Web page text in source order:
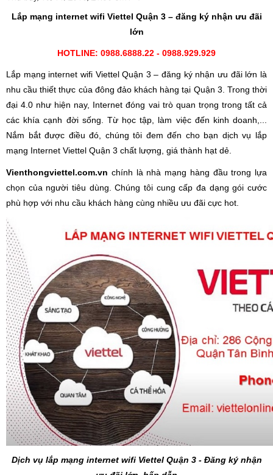
Lắp mạng internet wifi Viettel Quận 3 – đăng ký nhận ưu đãi
lớn
HOTLINE: 0988.6888.22 - 0988.929.929
Lắp mạng internet wifi Viettel Quận 3 – đăng ký nhận ưu đãi lớn là
nhu cầu thiết thực của đông đảo khách hàng tại Quận 3. Trong thời
đại 4.0 như hiện nay, Internet đóng vai trò quan trọng trong tất cả
các khía cạnh đời sống. Từ học tập, làm việc đến kinh doanh,...
Nắm bắt được điều đó, chúng tôi đem đến cho bạn dịch vụ lắp
mạng Internet Viettel Quận 3 chất lượng, giá thành hạt dẻ.
Vienthongviettel.com.vn chính là nhà mạng hàng đầu trong lựa
chọn của người tiêu dùng. Chúng tôi cung cấp đa dạng gói cước
phù hợp với nhu cầu khách hàng cùng nhiều ưu đãi cực hot.
Dịch vụ lắp mạng internet wifi Viettel Quận 3 - Đăng ký nhận